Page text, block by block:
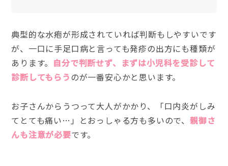
典型的な水疱が形成されていれば判断もしやすいです
が、一口に手足口病と言っても発疹の出方にも種類が
あります。 自分で判断せず、まずは小児科を受診して
診断してもらう のが一番安心かと思います。
お子さんからうつって大人がかかり、「口内炎がしみ
てとても痛い…」とおっしゃる方も多いので、 親御さ
んも注意が必要です。